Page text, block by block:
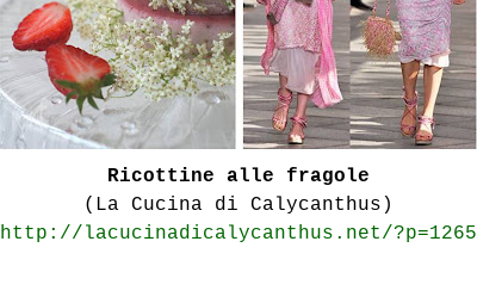
Ricottine alle fragole
(La Cucina di Calycanthus)
http://lacucinadicalycanthus.net/?p=1265